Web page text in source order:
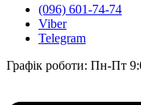
(096) 601-74-74
Viber
Telegram
Графік роботи: Пн-Пт